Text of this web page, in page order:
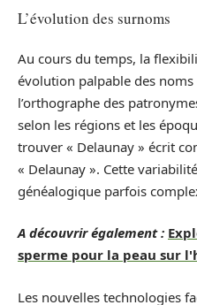
L’évolution des surnoms
Au cours du temps, la
évolution palpable des
l’orthographe des
selon les régions et les
trouver « Delaunay » écrit
« Delaunay ». Cette
généalogique parfois
A découvrir également :
sperme pour la peau sur
Les nouvelles technologies